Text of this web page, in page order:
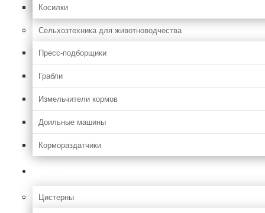
Косилки
Сельхозтехника для животноводчества
Пресс-подборщики
Грабли
Измельчители кормов
Доильные машины
Кормораздатчики
Цистерны